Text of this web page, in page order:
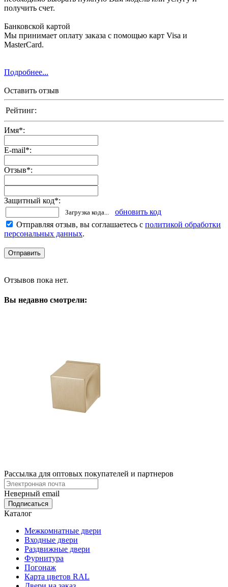
получить счет.
Банковской картой
Мы принимает оплату заказа с помощью карт Visa и
MasterCard.
Подробнее...
Оставить отзыв
Рейтинг:
Имя*:
E-mail*:
Отзыв*:
Защитный код*:
Загрузка кода...
обновить код
Отправляя отзыв, вы соглашаетесь с политикой обработки
персональных данных.
Отзывов пока нет.
Вы недавно смотрели:
Рассылка для оптовых покупателей и партнеров
Неверный email
Каталог
Межкомнатные двери
Входные двери
Раздвижные двери
Фурнитура
Погонаж
Карта цветов RAL